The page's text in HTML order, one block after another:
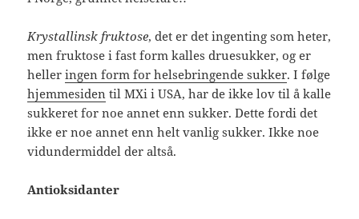
Krystallinsk fruktose, det er det ingenting som heter,
men fruktose i fast form kalles druesukker, og er
helleringen form for helsebringende sukker. I følge
hjemmesiden til MXi i USA, har de ikke lov til å kalle
sukkeret for noe annet enn sukker. Dette fordi det
ikke er noe annet enn helt vanlig sukker. Ikke noe
vidundermiddel der altså.
Antioksidanter